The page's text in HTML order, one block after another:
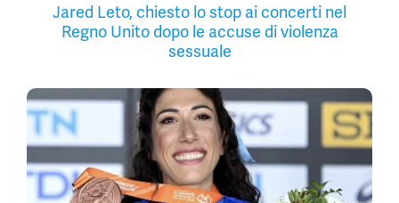
Jared Leto, chiesto lo stop ai concerti nel
Regno Unito dopo le accuse di violenza
sessuale